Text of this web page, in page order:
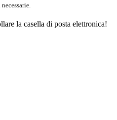
la casella di posta elettronica!